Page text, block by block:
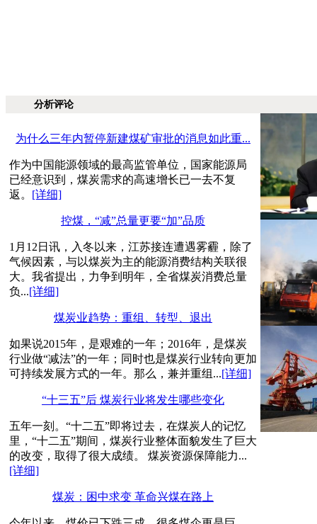
分析评论
为什么三年内暂停新建煤矿审批的消息如此重...
作为中国能源领域的最高监管单位，国家能源局
已经意识到，煤炭需求的高速增长已一去不复
返。 [详细]
控煤，“减”总量更要“加”品质
1月12日讯，入冬以来，江苏接连遭遇雾霾，除了
气候因素，与以煤炭为主的能源消费结构关联很
大。我省提出，力争到明年，全省煤炭消费总量
负...[详细]
煤炭业趋势：重组、转型、退出
如果说2015年，是艰难的一年；2016年，是煤炭
行业做“减法”的一年；同时也是煤炭行业转向更加
可持续发展方式的一年。那么，兼并重组...[详细]
“十三五”后 煤炭行业将发生哪些变化
五年一刻。“十二五”即将过去，在煤炭人的记忆
里，“十二五”期间，煤炭行业整体面貌发生了巨大
的改变，取得了很大成绩。 煤炭资源保障能力...
[详细]
煤炭：困中求变 革命兴煤在路上